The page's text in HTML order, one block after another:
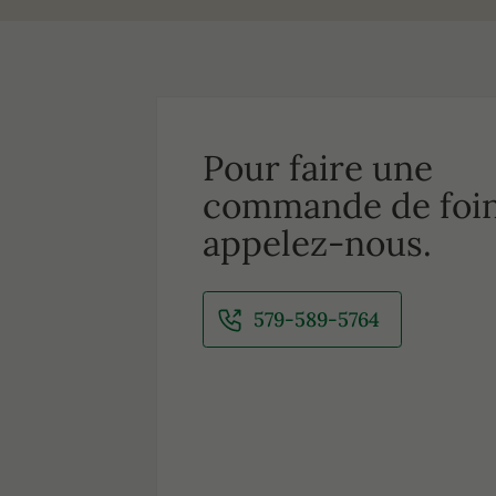
Pour faire une
commande de
appelez-nous.
579-589-5764